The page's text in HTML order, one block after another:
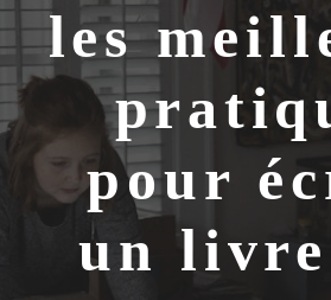
les
pour
un